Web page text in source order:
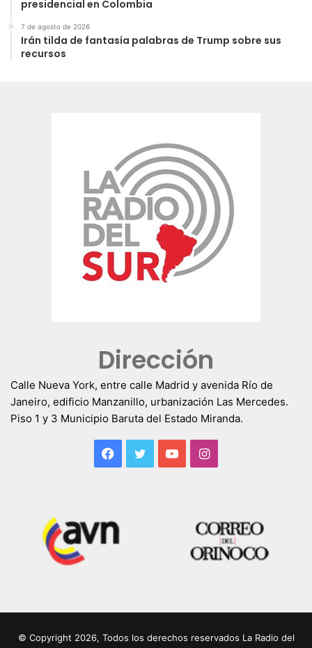
presidencial en Colombia
7 de agosto de 2026
Irán tilda de fantasía palabras de Trump sobre sus
recursos
Dirección
Calle Nueva York, entre calle Madrid y avenida Río de
Janeiro, edificio Manzanillo, urbanización Las Mercedes.
Piso 1 y 3 Municipio Baruta del Estado Miranda.
Facebook
TwitterYouTubeInstagram
© Copyright 2026, Todos los derechos reservados La Radio del